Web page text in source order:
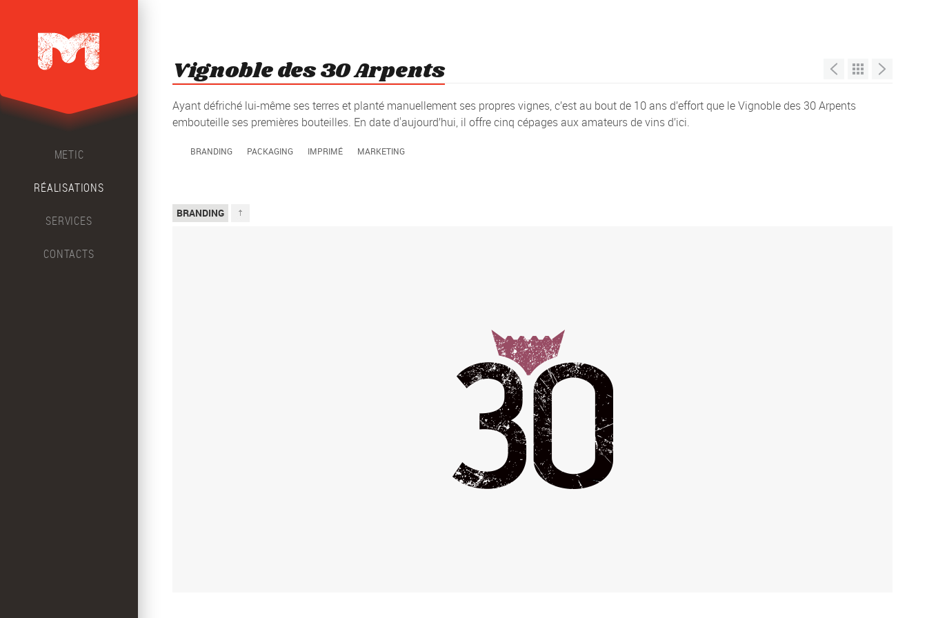
METIC
RÉALISATIONS
SERVICES
CONTACTS
Vignoble des 30 Arpents
Ayant défriché lui-même ses terres et planté manuellement ses propres vignes, c’est au bout de 10 ans d’effort que le Vignoble des 30 Arpents
embouteille ses premières bouteilles. En date d'aujourd’hui, il offre cinq cépages aux amateurs de vins d’ici.
BRANDING PACKAGING IMPRIMÉ MARKETING
BRANDING Top